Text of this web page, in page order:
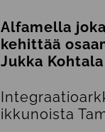
Alfamella
kehittää
Jukka
ikkunoista